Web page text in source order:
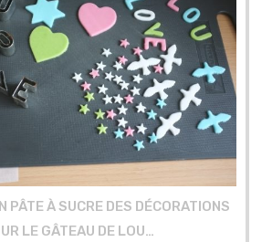
PÂTE À SUCRE DES DÉCORATIONS
LE GÂTEAU DE LOU…